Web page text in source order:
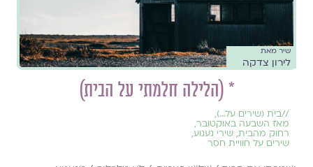
שיר מאת
לירון צדקה
* (הלילה חלמתי על הבית)
//בית (שירים על...),
מאז השבעה באוקטובר,
רחוק מהבית, שירי געגוע,
שירים על חוויית חסר